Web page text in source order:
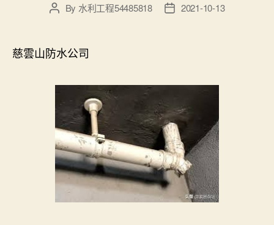
PostBy 水利工程54485818
Post2021-10-13
慈雲山防水公司